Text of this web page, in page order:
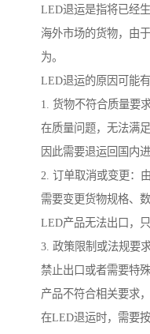
LED退运是指将已经
海外市场的货物，由
为。
LED退运的原因可能
1. 货物不符合质量要
在质量问题，无法满
因此需要退运回国内
2. 订单取消或变更：
需要变更货物规格、
LED产品无法出口，
3. 政策限制或法规要
禁止出口或者需要特
产品不符合相关要求
在LED退运时，需要